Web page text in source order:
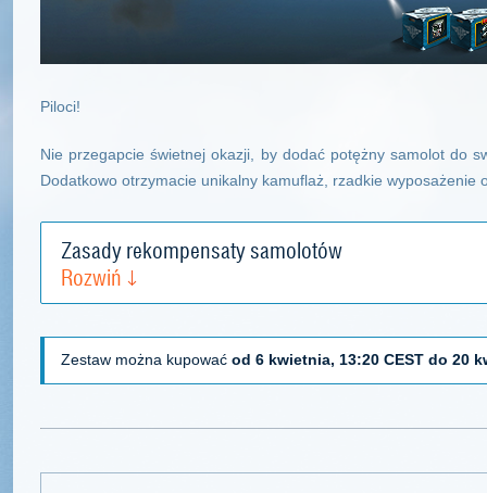
Piloci!
Nie przegapcie świetnej okazji, by dodać potężny samolot do
Dodatkowo otrzymacie unikalny kamuflaż, rzadkie wyposażenie
Zasady rekompensaty samolotów
Rozwiń
Zestaw można kupować od 6 kwietnia, 13:20 CEST do 20